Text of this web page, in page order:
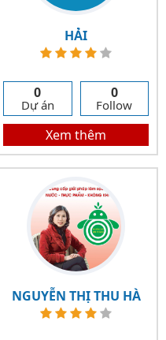
HẢI
0
Dự án
0
Follow
Xem thêm
NGUYỄN THỊ THU HÀ